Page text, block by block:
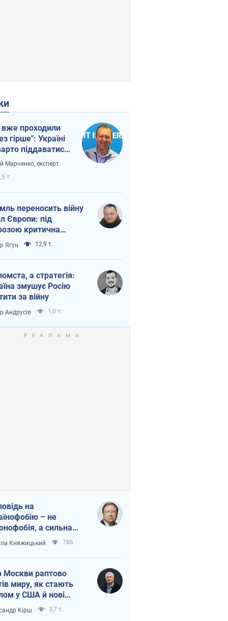
проходили
гірше": Україні
піддаватися
через
Марченко, експерт
т.
переносить війну
Європи: під
критична
Ягун 12,9 т.
а стратегія:
змушує Росію
за війну
Андрусів 1,0 т.
на
– не
а сильна
держава
Княжицький 786
Москви раптово
миру, як стають
у США й нові
топ-рейтинги
Кірш 3,7 т.